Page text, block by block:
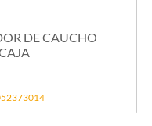
DE CAUCHO
EN CAJA